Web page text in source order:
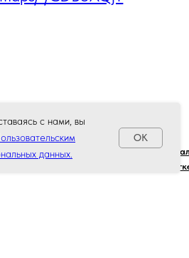
с нами, вы
данных.
OK
Политика
Соглашение об